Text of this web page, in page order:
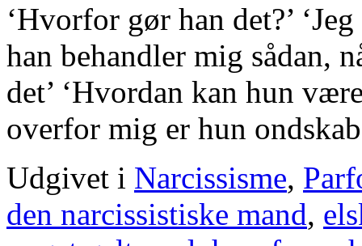
‘Hvorfor gør han det?’
han behandler mig sådan,
det’ ‘Hvordan kan hun
overfor mig er hun
Udgivet i Narcissisme,
den narcissistiske mand,